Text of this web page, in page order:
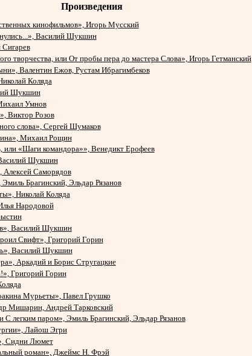
Произведения
кинофильмов», Игорь Мусский
Василий Шукшин
творчества, или От пробы пера до мастера Слова», Игорь Гетманский
Валентин Ежов, Рустам Ибрагимбеков
Коляда
Шукшин
Умнов
Виктор Розов
слова», Сергей Шумаков
Михаил Рощин
или «Шаги командора»», Венедикт Ерофеев
Шукшин
Саморядов
Брагинский, Эльдар Рязанов
Николай Коляда
Народовой
Василий Шукшин
Свифт», Григорий Горин
Василий Шукшин
Аркадий и Борис Стругацкие
Григорий Горин
Мурьеты», Павел Грушко
Мишарин, Андрей Тарковский
С легким паром», Эмиль Брагинский, Эльдар Рязанов
Лайош Эгри
Сидни Люмет
роман», Джеймс Н. Фрэй